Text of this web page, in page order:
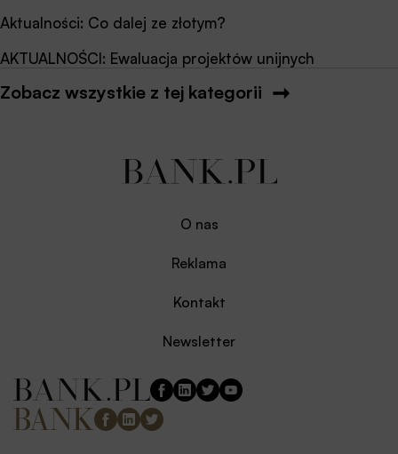
Aktualności: Co dalej ze złotym?
AKTUALNOŚCI: Ewaluacja projektów unijnych
Zobacz wszystkie z tej kategorii
O nas
Reklama
Kontakt
Newsletter